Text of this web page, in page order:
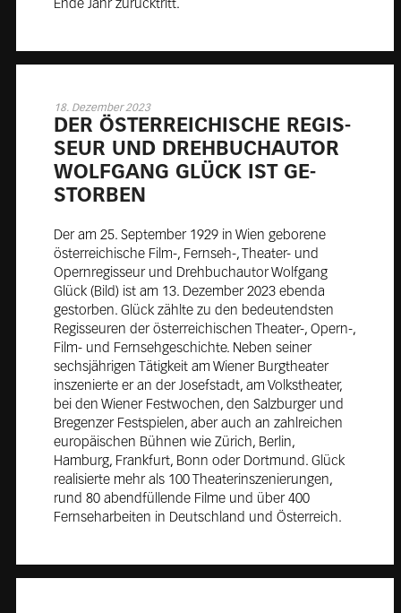
Ende Jahr zurücktritt.
18. Dezember 2023
DER ÖS­TER­REI­CHI­SCHE RE­GIS­
SEUR UND DREH­BUCH­AU­TOR
WOLF­GANG GLÜCK IST GE­
STOR­BEN
Der am 25. September 1929 in Wien geborene
österreichische Film-, Fernseh-, Theater- und
Opernregisseur und Drehbuchautor Wolfgang
Glück (Bild) ist am 13. Dezember 2023 ebenda
gestorben. Glück zählte zu den bedeutendsten
Regisseuren der österreichischen Theater-, Opern-,
Film- und Fernsehgeschichte. Neben seiner
sechsjährigen Tätigkeit am Wiener Burgtheater
inszenierte er an der Josefstadt, am Volkstheater,
bei den Wiener Festwochen, den Salzburger und
Bregenzer Festspielen, aber auch an zahlreichen
europäischen Bühnen wie Zürich, Berlin,
Hamburg, Frankfurt, Bonn oder Dortmund. Glück
realisierte mehr als 100 Theaterinszenierungen,
rund 80 abendfüllende Filme und über 400
Fernseharbeiten in Deutschland und Österreich.